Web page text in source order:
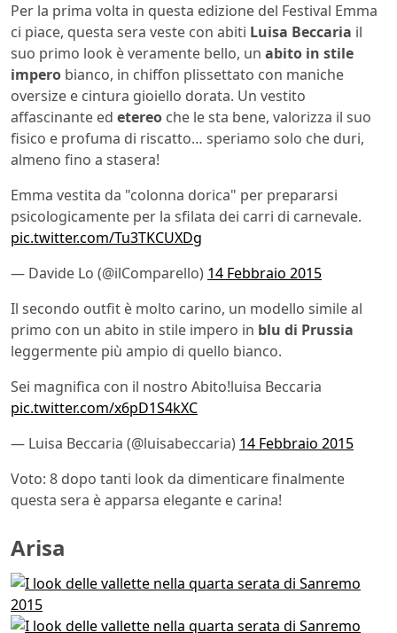
Per la prima volta in questa edizione del Festival Emma
ci piace, questa sera veste con abiti Luisa Beccaria il
suo primo look è veramente bello, un abito in stile
impero bianco, in chiffon plissettato con maniche
oversize e cintura gioiello dorata. Un vestito
affascinante ed etereo che le sta bene, valorizza il suo
fisico e profuma di riscatto… speriamo solo che duri,
almeno fino a stasera!
Emma vestita da "colonna dorica" per prepararsi
psicologicamente per la sfilata dei carri di carnevale.
pic.twitter.com/Tu3TKCUXDg
— Davide Lo (@ilComparello) 14 Febbraio 2015
Il secondo outfit è molto carino, un modello simile al
primo con un abito in stile impero in blu di Prussia
leggermente più ampio di quello bianco.
Sei magnifica con il nostro Abito!luisa Beccaria
pic.twitter.com/x6pD1S4kXC
— Luisa Beccaria (@luisabeccaria) 14 Febbraio 2015
Voto: 8 dopo tanti look da dimenticare finalmente
questa sera è apparsa elegante e carina!
Arisa